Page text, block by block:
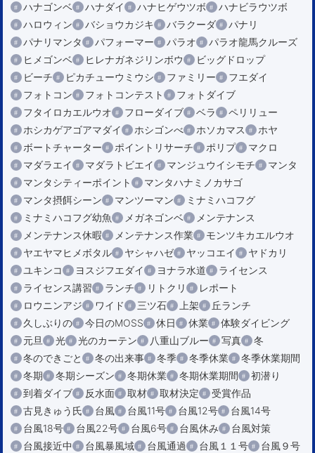
ハナゴンベ
ハナダイ ハナヒゲウツボ
ハナビラウツボ
ハロウィン
バショウカジキ バラクーダ
パナリ
パナリマンタ
パフォーマー パラオ
パラオ龍馬クルーズ
ヒメゴンベ
ヒレナガネジリンボウ
ビッグドロップ
ビーチ
ピカチューウミウシ ファミリー
フエダイ
フォトコン
フォトコンテスト
フォトダイブ
フタイロカエルウオ
フローダイブ ベラ
ペリリュー
ホシカゲアゴアマダイ
ホシゴンべ ホソカマス
ホヤ
ボートチャーター
ポイントリサーチ ポリプ
マクロ
マダラエイ
マダラトビエイ マンジュウイシモチ
マンタ
マンタシティーポイント
マンタハナミノカサゴ
マンタ摂餌シーン
マンツーマン
ミナミハコフグ
ミナミハコフグ幼魚
メガネゴンベ
メンテナンス
メンテナンス休暇
メンテナンス作業
モンツキカエルウオ
ヤエヤマヒメボタル
ヤシャハゼ ヤッコエイ
ヤドカリ
ユキンコ
ヨスジフエダイ ヨナラ水道
ライセンス
ライセンス講習
ランチ リトクリ
レポート
ロウニンアジ
ワイド 三ツ石 上架
丘ランチ
久しぶりの
今日のMOSS 休日 休業
体験ダイビング
元旦
光 光のカーテン 八重山ブルー 写真
冬
冬のできごと
冬の出来事 冬季 冬季休業
冬季休業期間
冬期
冬期シーズン 冬期休業 冬期休業期間
初潜り
到着ダイブ
反水面 取材 取材決定
受賞作品
古見きゅう氏
台風 台風11号 台風12号
台風14号
台風18号
台風22号 台風6号 台風休み
台風対策
台風接近中
台風暴風域 台風通過 台風１１号
台風９号